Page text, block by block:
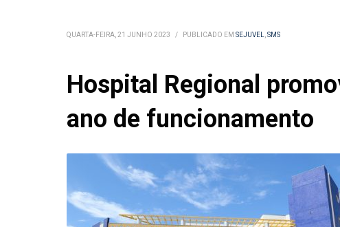
QUARTA-FEIRA, 21 JUNHO 2023 / PUBLICADO EM SEJUVEL,SMS
Hospital Regional
ano de funcionamento